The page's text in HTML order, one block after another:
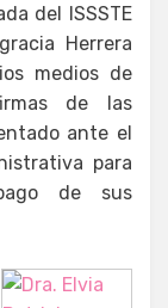
del ISSSTE
Herrera
medios de
de las
ante el
para
de sus